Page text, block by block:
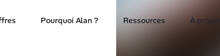
Pourquoi Alan ? Ressources À